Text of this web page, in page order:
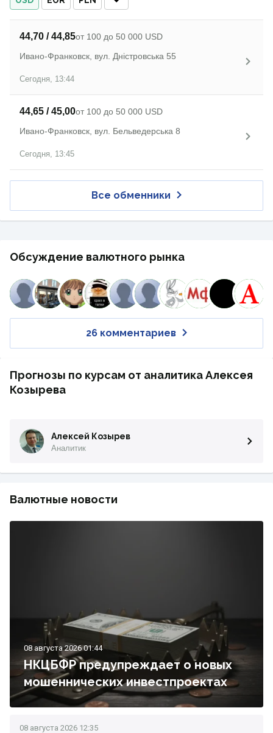
44,70 / 44,85от 100 до 50 000 USD
Ивано-Франковск, вул. Дністровська 55
Сегодня, 13:44
44,65 / 45,00от 100 до 50 000 USD
Ивано-Франковск, вул. Бельведерська 8
Сегодня, 13:45
Все обменники
Обсуждение валютного рынка
26 комментариев
Прогнозы по курсам от аналитика Алексея
Козырева
Алексей Козырев
Аналитик
Валютные новости
08 августа 2026 01:44
НКЦБФР предупреждает о новых
мошеннических инвестпроектах
08 августа 2026 12:35